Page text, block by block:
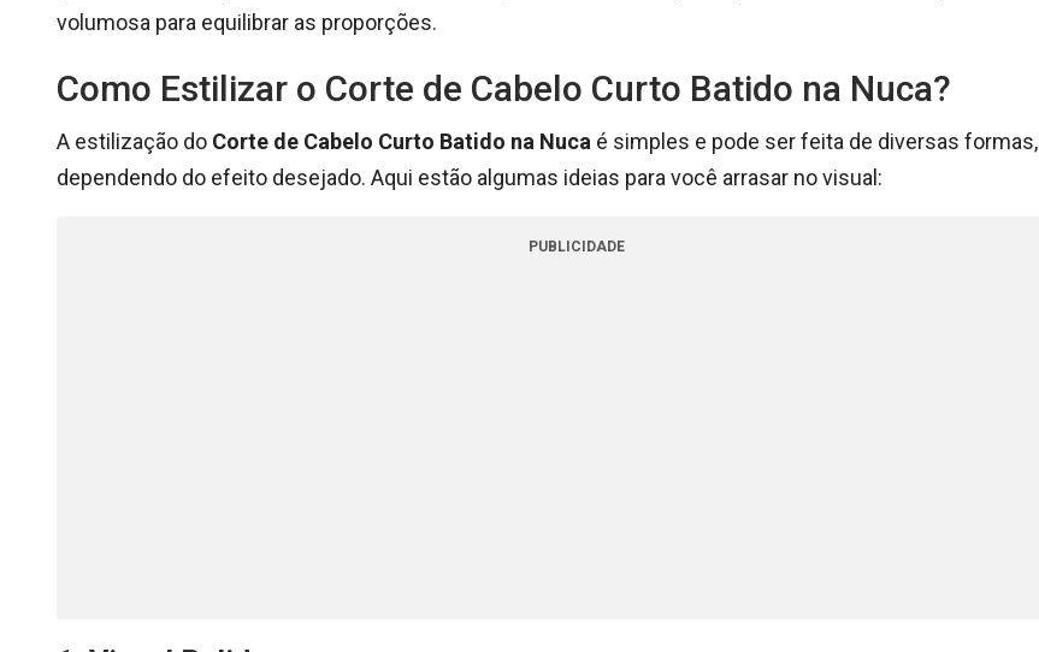
volumosa para equilibrar as proporções.
Como Estilizar o Corte de Cabelo Curto Batido na Nuca?
A estilização do Corte de Cabelo Curto Batido na Nuca é simples e pode ser feita de diversas formas,
dependendo do efeito desejado. Aqui estão algumas ideias para você arrasar no visual:
PUBLICIDADE